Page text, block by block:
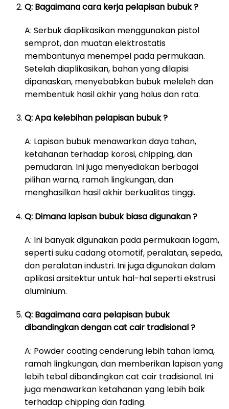
Q: Bagaimana cara kerja pelapisan bubuk ?
A: Serbuk diaplikasikan menggunakan pistol
semprot, dan muatan elektrostatis
membantunya menempel pada permukaan.
Setelah diaplikasikan, bahan yang dilapisi
dipanaskan, menyebabkan bubuk meleleh dan
membentuk hasil akhir yang halus dan rata.
Q: Apa kelebihan pelapisan bubuk ?
A: Lapisan bubuk menawarkan daya tahan,
ketahanan terhadap korosi, chipping, dan
pemudaran. Ini juga menyediakan berbagai
pilihan warna, ramah lingkungan, dan
menghasilkan hasil akhir berkualitas tinggi.
Q: Dimana lapisan bubuk biasa digunakan ?
A: Ini banyak digunakan pada permukaan logam,
seperti suku cadang otomotif, peralatan, sepeda,
dan peralatan industri. Ini juga digunakan dalam
aplikasi arsitektur untuk hal-hal seperti ekstrusi
aluminium.
Q: Bagaimana cara pelapisan bubuk
dibandingkan dengan cat cair tradisional ?
A: Powder coating cenderung lebih tahan lama,
ramah lingkungan, dan memberikan lapisan yang
lebih tebal dibandingkan cat cair tradisional. Ini
juga menawarkan ketahanan yang lebih baik
terhadap chipping dan fading.